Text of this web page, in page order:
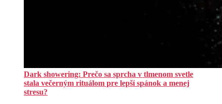
Dark showering: Prečo sa sprcha v tlmenom svetle
stala večerným rituálom pre lepší spánok a menej
stresu?